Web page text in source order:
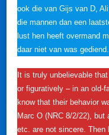
ook die van Gijs van D,
die mannen dan een
lust hen heeft overmand
daar niet van was gediend.
It is truly unbelievable
or figuratively – in an old-
know that their behavior
Marc O (NRC 8/2/22),
etc. are not sincere.